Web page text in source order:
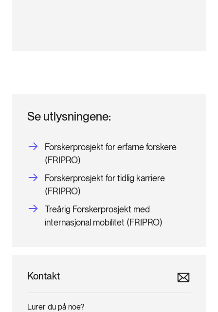
Se utlysningene:
Forskerprosjekt for erfarne forskere
(FRIPRO)
Forskerprosjekt for tidlig karriere
(FRIPRO)
Treårig Forskerprosjekt med
internasjonal mobilitet (FRIPRO)
Kontakt
Lurer du på noe?